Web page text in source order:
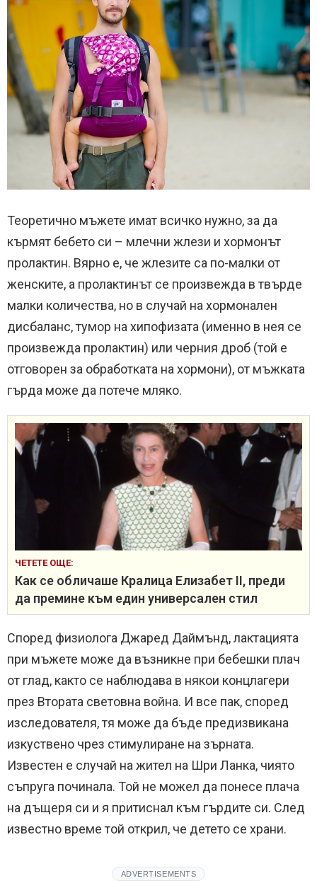
Теоретично мъжете имат всичко нужно, за да
кърмят бебето си – млечни жлези и хормонът
пролактин. Вярно е, че жлезите са по-малки от
женските, а пролактинът се произвежда в твърде
малки количества, но в случай на хормонален
дисбаланс, тумор на хипофизата (именно в нея се
произвежда пролактин) или черния дроб (той е
отговорен за обработката на хормони), от мъжката
гърда може да потече мляко.
ЧЕТЕТЕ ОЩЕ:
Как се обличаше Кралица Елизабет II, преди
да премине към един универсален стил
Според физиолога Джаред Даймънд, лактацията
при мъжете може да възникне при бебешки плач
от глад, както се наблюдава в някои концлагери
през Втората световна война. И все пак, според
изследователя, тя може да бъде предизвикана
изкуствено чрез стимулиране на зърната.
Известен е случай на жител на Шри Ланка, чиято
съпруга починала. Той не можел да понесе плача
на дъщеря си и я притиснал към гърдите си. След
известно време той открил, че детето се храни.
ADVERTISEMENTS